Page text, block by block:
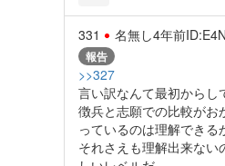
331 名無し4年前
報告
>>327
言い訳なんて最初からし
徴兵と志願での比較がお
っているのは理解できる
それさえも理解出来な